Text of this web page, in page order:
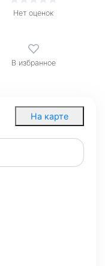
Нет оценок
В избранное
На карте